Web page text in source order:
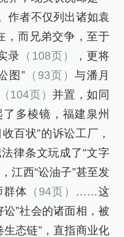
作者不仅列出诸如袁
，而兄弟交争，至于
录 （108页）
，更将
图” （93页）与潘月
（104页） 并置，如同
多棱镜，福建泉州
百状”的诉讼工厂，
律条文玩成了“文字
，江西“讼油子”甚至发
群体 （94页）
……这
讼”社会的诸面相，被
生态链”，直指商业化